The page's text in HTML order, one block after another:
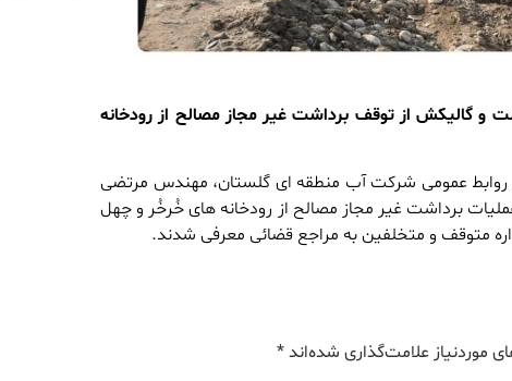
و گالیکش از توقف برداشت غیر مجاز مصالح از رودخانه
روابط عمومی شرکت آب منطقه ای گلستان، مهندس مرتضی
برداشت غیر مجاز مصالح از رودخانه های خُرخُر و چهل
متوقف و متخلفین به مراجع قضائی معرفی شدند.
موردنیاز علامت‌گذاری شده‌اند*